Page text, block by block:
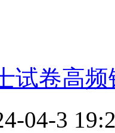
试卷高
04-3